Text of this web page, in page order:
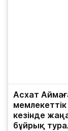
Асхат
кезінде
бұйрық